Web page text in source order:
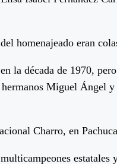
homenajeado eran
la década de 1970,
Miguel Ángel
Charro, en